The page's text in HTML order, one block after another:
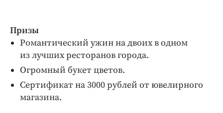
Призы
Романтический ужин на двоих в одном
из лучших ресторанов города.
Огромный букет цветов.
Сертификат на 3000 рублей от ювелирного
магазина.